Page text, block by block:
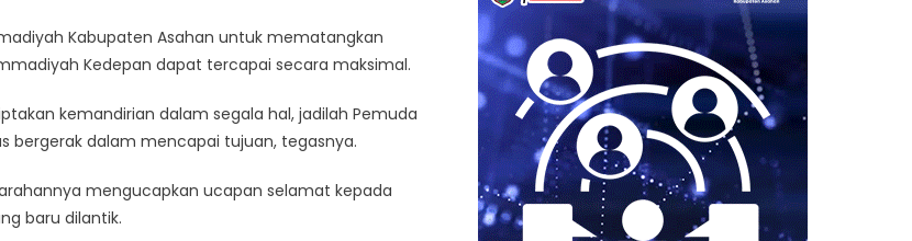
Kabupaten Asahan untuk mematangkan
Kedepan dapat tercapai secara maksimal.
kemandirian dalam segala hal, jadilah Pemuda
bergerak dalam mencapai tujuan, tegasnya.
mengucapkan ucapan selamat kepada
baru dilantik.